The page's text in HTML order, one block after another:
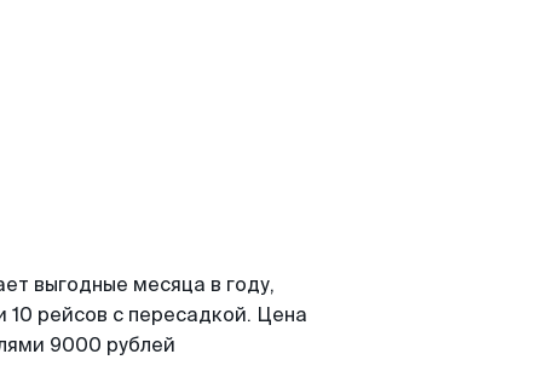
выгодные месяца в году,
рейсов с пересадкой. Цена
9000 рублей